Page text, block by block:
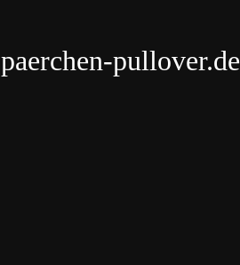
paerchen-pullover.de